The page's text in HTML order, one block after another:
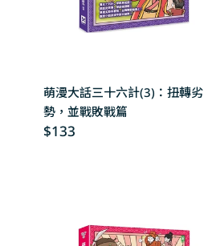
萌漫大話三十六計(3)：扭轉劣
勢，並戰敗戰篇
Regular
$133